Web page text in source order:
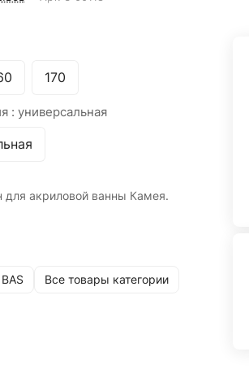
170
: универсальная
для акриловой ванны Камея.
Все товары категории